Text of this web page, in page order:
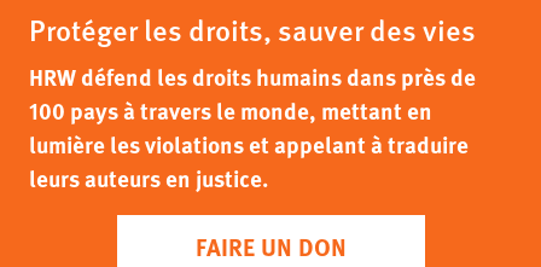
Protéger les droits, sauver des vies
HRW défend les droits humains dans près de
100 pays à travers le monde, mettant en
lumière les violations et appelant à traduire
leurs auteurs en justice.
FAIRE UN DON